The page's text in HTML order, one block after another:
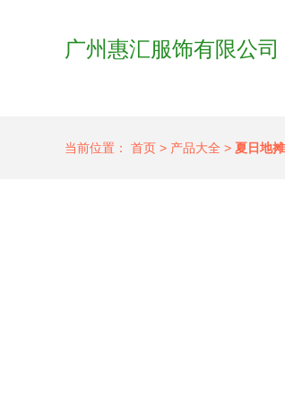
广州惠汇服饰有限公司
当前位置： 首页 > 产品大全 > 夏日地